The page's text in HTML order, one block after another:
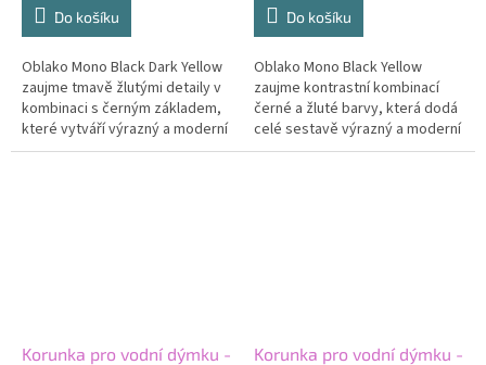
Do košíku
Oblako Mono Black Dark Yellow
zaujme tmavě žlutými detaily v
kombinaci s černým základem,
které vytváří výrazný a moderní
kontrast. Precizní ruční
Do košíku
Oblako Mono Black Yellow
zaujme kontrastní kombinací
černé a žluté barvy, která dodá
celé sestavě výrazný a moderní
vzhled. Precizní ruční
Korunka pro vodní dýmku -
Korunka pro vodní dýmku -